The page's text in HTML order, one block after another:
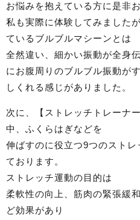
お悩みを抱えている方に是非
私も実際に体験してみました
ているブルブルマシーンとは
全然違い、細かい振動が全身
にお腹周りのブルブル振動が
しくれる感じがありました。
次に、【ストレッチトレーナ
中、ふくらはぎなどを
伸ばすのに役立つ9つのスト
ております。
ストレッチ運動の目的は
柔軟性の向上、筋肉の緊張緩
ど効果があり